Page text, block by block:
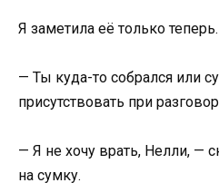
Я заметила её только теперь.
— Ты куда-то собрался или
присутствовать при
— Я не хочу врать, Нелли, —
на сумку.